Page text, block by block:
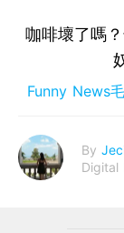
咖啡壞了嗎
Funny News
By
Digital